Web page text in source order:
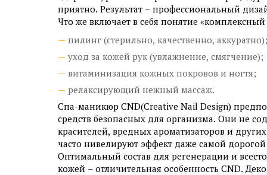
приятно. Результат – профессиональный
Что же включает в себя понятие «комплексный
пилинг (стерильно, качественно, аккуратно);
уход за кожей рук (увлажнение, смягчение);
витаминизация кожных покровов и ногтя;
релаксирующий нежный массаж.
Спа-маникюр CND(Creative Nail Design)
средств безопасных для организма. Они не
красителей, вредных ароматизаторов и
часто нивелируют эффект даже самой
Оптимальный состав для регенерации и
кожей – отличительная особенность CND.